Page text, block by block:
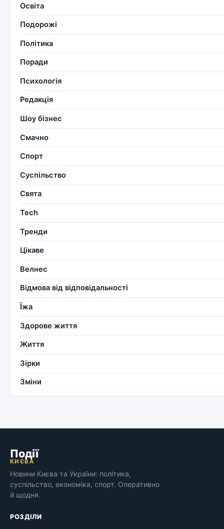
Освіта
Подорожі
Політика
Поради
Психологія
Редакція
Шоу бізнес
Смачно
Спорт
Суспільство
Свята
Tech
Тренди
Цікаве
Велнес
Відмова від відповідальності
Їжа
Здорове життя
Життя
Зірки
Зміни
Події
КИЄВА
Новини Києва та України: політика,
суспільство, економіка, спорт. Оперативно
й щодня.
РОЗДІЛИ